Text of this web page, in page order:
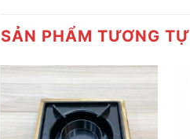
SẢN PHẨM TƯƠNG TỰ